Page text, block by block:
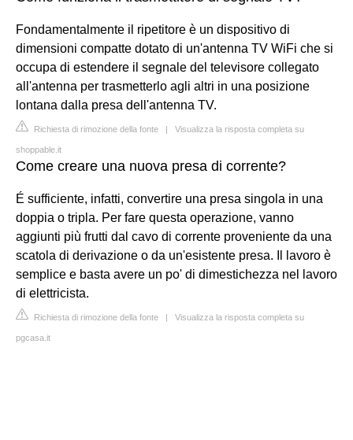
Fondamentalmente il ripetitore è un dispositivo di
dimensioni compatte dotato di un'antenna TV WiFi che si
occupa di estendere il segnale del televisore collegato
all'antenna per trasmetterlo agli altri in una posizione
lontana dalla presa dell'antenna TV.
Richiesta di rimozione della fonte | Visualizza la risposta completa su
shoppable.it
Come creare una nuova presa di corrente?
É sufficiente, infatti, convertire una presa singola in una
doppia o tripla. Per fare questa operazione, vanno
aggiunti più frutti dal cavo di corrente proveniente da una
scatola di derivazione o da un'esistente presa. Il lavoro è
semplice e basta avere un po' di dimestichezza nel lavoro
di elettricista.
Richiesta di rimozione della fonte | Visualizza la risposta completa su
pgcasa.it